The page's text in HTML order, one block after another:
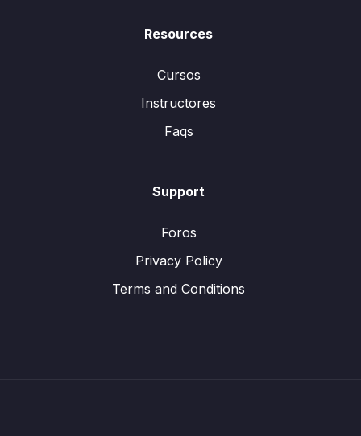
Resources
Cursos
Instructores
Faqs
Support
Foros
Privacy Policy
Terms and Conditions